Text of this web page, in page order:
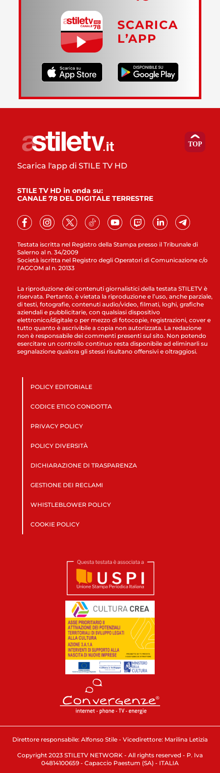
SCARICA
L’APP
Testata iscritta nel Registro della Stampa presso il Tribunale di
Salerno al n. 34/2009
Società iscritta nel Registro degli Operatori di Comunicazione c/o
l’AGCOM al n. 20133
Scarica l'app di STILE TV HD
STILE TV HD in onda su:
CANALE 78 DEL DIGITALE TERRESTRE
La riproduzione dei contenuti giornalistici della testata STILETV è
riservata. Pertanto, è vietata la riproduzione e l’uso, anche parziale,
di testi, fotografie, contenuti audio/video, filmati, loghi, grafiche
aziendali e pubblicitarie, con qualsiasi dispositivo
elettronico/digitale o per mezzo di fotocopie, registrazioni, cover e
tutto quanto è ascrivibile a copia non autorizzata. La redazione
non è responsabile dei commenti presenti sul sito. Non potendo
esercitare un controllo continuo resta disponibile ad eliminarli su
segnalazione qualora gli stessi risultano offensivi e oltraggiosi.
POLICY EDITORIALE
CODICE ETICO CONDOTTA
PRIVACY POLICY
POLICY DIVERSITÀ
DICHIARAZIONE DI TRASPARENZA
GESTIONE DEI RECLAMI
WHISTLEBLOWER POLICY
COOKIE POLICY
Direttore responsabile: Alfonso Stile - Vicedirettore: Marilina Letizia
Copyright 2023 STILETV NETWORK - All rights reserved - P. Iva
04814100659 - Capaccio Paestum (SA) - ITALIA